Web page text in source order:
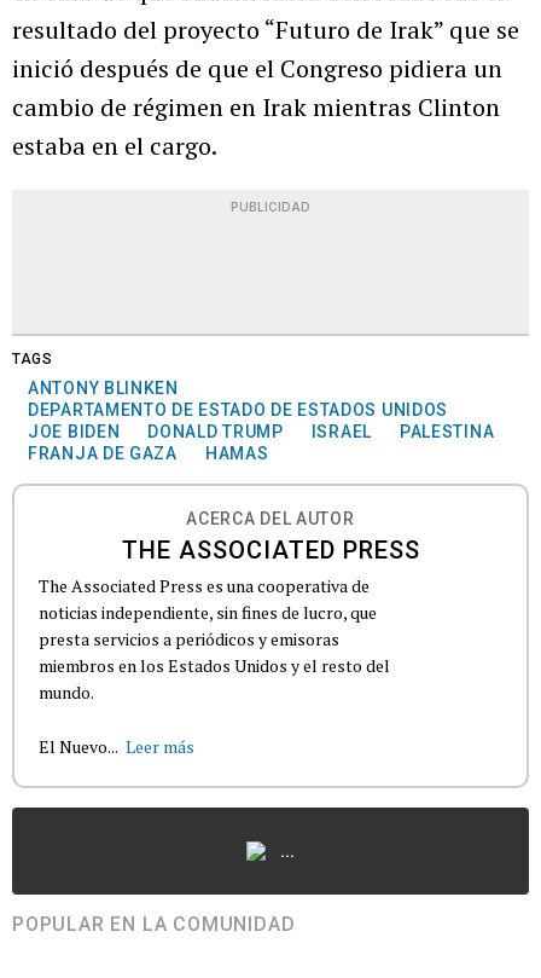
resultado del proyecto “Futuro de Irak” que se
inició después de que el Congreso pidiera un
cambio de régimen en Irak mientras Clinton
estaba en el cargo.
PUBLICIDAD
TAGS
ANTONY BLINKEN
DEPARTAMENTO DE ESTADO DE ESTADOS UNIDOS
JOE BIDEN
DONALD TRUMP ISRAEL
PALESTINA
FRANJA DE GAZA
HAMAS
ACERCA DEL AUTOR
THE ASSOCIATED PRESS
The Associated Press es una cooperativa de
noticias independiente, sin fines de lucro, que
presta servicios a periódicos y emisoras
miembros en los Estados Unidos y el resto del
mundo.
El Nuevo... Leer más
...
POPULAR EN LA COMUNIDAD